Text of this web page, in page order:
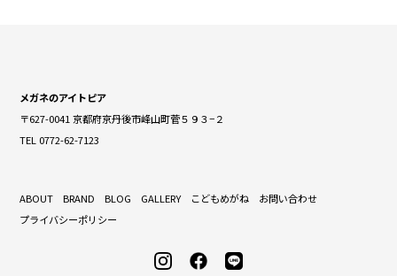
メガネのアイトピア
〒627-0041 京都府京丹後市峰山町菅５９３−２
TEL 0772-62-7123
ABOUT BRAND BLOG GALLERY こどもめがね
お問い合わせ
プライバシーポリシー